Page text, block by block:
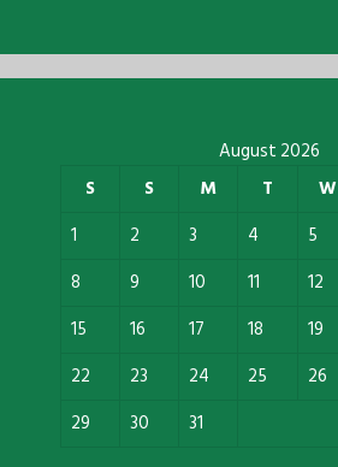
August 2026
S
S M T W
1
2 3 4 5
8
9 10 11 12
15
16 17 18 19
22
23 24 25 26
29
30 31